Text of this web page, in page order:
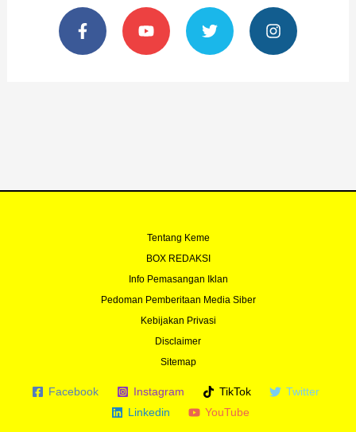
F
a
c
e
Y
o
u
t
T
w
i
t
I
n
s
t
Tentang Keme
BOX REDAKSI
Info Pemasangan Iklan
Pedoman Pemberitaan Media Siber
Kebijakan Privasi
Disclaimer
Sitemap
Facebook Instagram TikTok
Twitter
Linkedin
YouTube